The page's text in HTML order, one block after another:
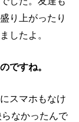
り上がったり
したよ。
ですね。
スマホもなけ
なかったんで